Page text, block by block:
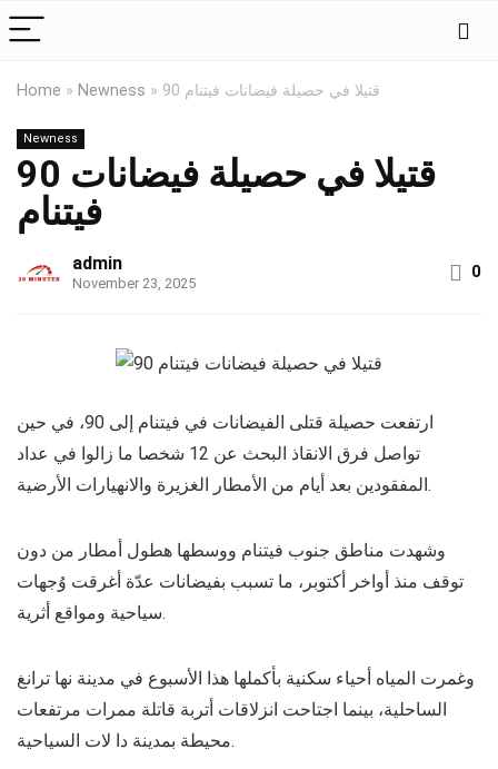
Home » Newness » 90 قتيلا في حصيلة فيضانات فيتنام
Newness
90 قتيلا في حصيلة فيضانات
فيتنام
admin
November 23, 2025
0
ارتفعت حصيلة قتلى الفيضانات في فيتنام إلى 90، في حين
تواصل فرق الانقاذ البحث عن 12 شخصا ما زالوا في عداد
المفقودين بعد أيام من الأمطار الغزيرة والانهيارات الأرضية.
وشهدت مناطق جنوب فيتنام ووسطها هطول أمطار من دون
توقف منذ أواخر أكتوبر، ما تسبب بفيضانات عدّة أغرقت وُجهات
سياحية ومواقع أثرية.
وغمرت المياه أحياء سكنية بأكملها هذا الأسبوع في مدينة نها ترانغ
الساحلية، بينما اجتاحت انزلاقات أتربة قاتلة ممرات مرتفعات
محيطة بمدينة دا لات السياحية.